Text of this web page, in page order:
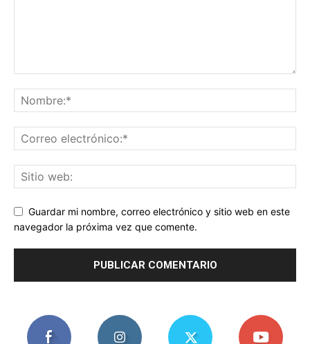
Guardar mi nombre, correo electrónico y sitio web en este
navegador la próxima vez que comente.